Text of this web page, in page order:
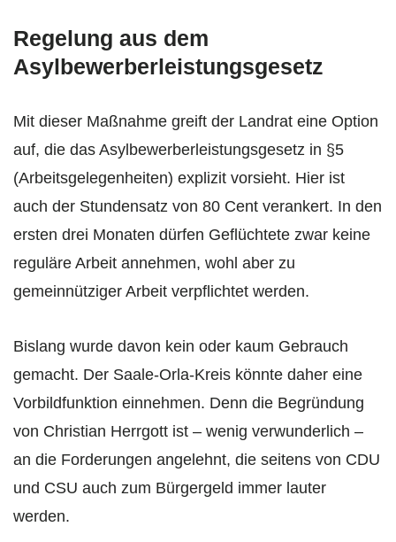
Regelung aus dem
Asylbewerberleistungsgesetz
Mit dieser Maßnahme greift der Landrat eine Option
auf, die das Asylbewerberleistungsgesetz in §5
(Arbeitsgelegenheiten) explizit vorsieht. Hier ist
auch der Stundensatz von 80 Cent verankert. In den
ersten drei Monaten dürfen Geflüchtete zwar keine
reguläre Arbeit annehmen, wohl aber zu
gemeinnütziger Arbeit verpflichtet werden.
Bislang wurde davon kein oder kaum Gebrauch
gemacht. Der Saale-Orla-Kreis könnte daher eine
Vorbildfunktion einnehmen. Denn die Begründung
von Christian Herrgott ist – wenig verwunderlich –
an die Forderungen angelehnt, die seitens von CDU
und CSU auch zum Bürgergeld immer lauter
werden.